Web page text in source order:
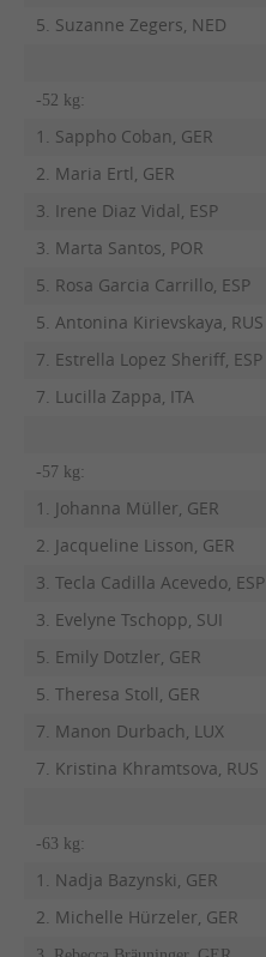
5. Suzanne Zegers, NED
-52 kg:
1. Sappho Coban, GER
2. Maria Ertl, GER
3. Irene Diaz Vidal, ESP
3. Marta Santos, POR
5. Rosa Garcia Carrillo, ESP
5. Antonina Kirievskaya, RUS
7. Estrella Lopez Sheriff, ESP
7. Lucilla Zappa, ITA
-57 kg:
1. Johanna Müller, GER
2. Jacqueline Lisson, GER
3. Tecla Cadilla Acevedo, ESP
3. Evelyne Tschopp, SUI
5. Emily Dotzler, GER
5. Theresa Stoll, GER
7. Manon Durbach, LUX
7. Kristina Khramtsova, RUS
-63 kg:
1. Nadja Bazynski, GER
2. Michelle Hürzeler, GER